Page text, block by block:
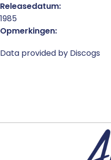
Releasedatum:
1985
Opmerkingen:
Data provided by Discogs